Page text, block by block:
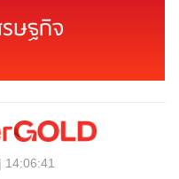
ษฐกิจ
14:06:41